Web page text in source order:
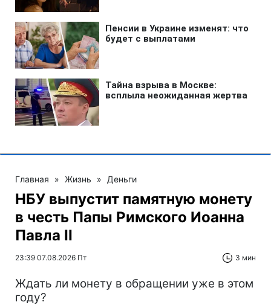
Главная » Жизнь » Деньги
НБУ выпустит памятную монету
в честь Папы Римского Иоанна
Павла II
23:39 07.08.2026 Пт 3 мин
Ждать ли монету в обращении уже в этом
году?